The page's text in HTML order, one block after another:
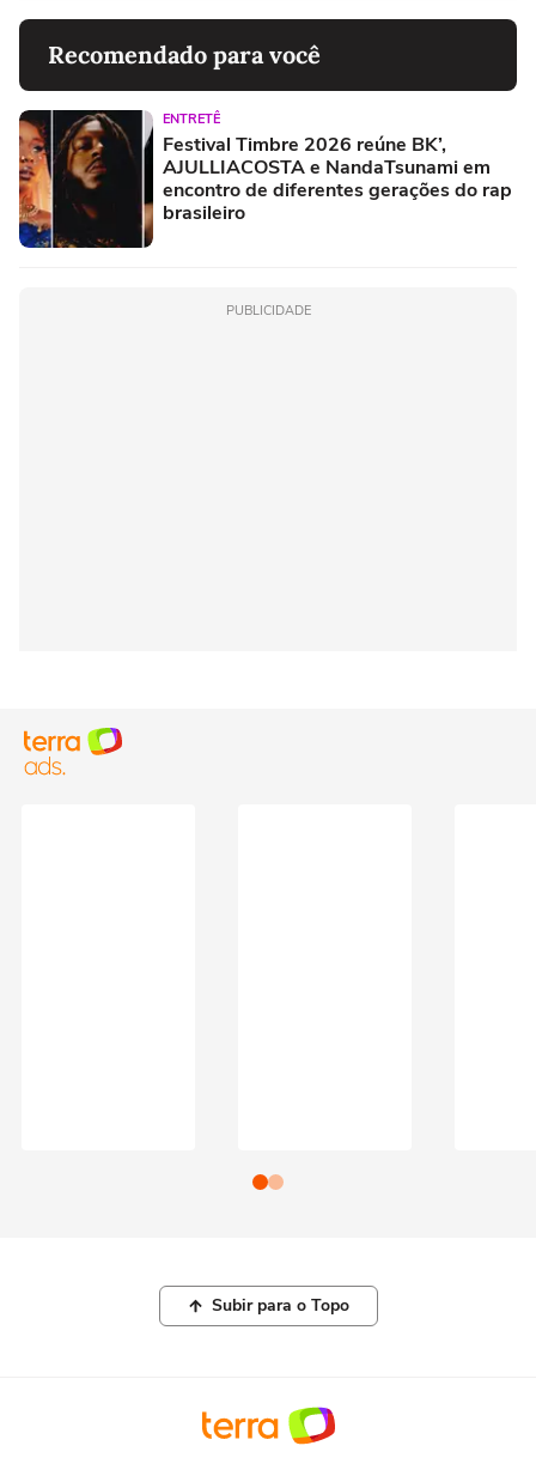
Recomendado para você
ENTRETÊ
Festival Timbre 2026 reúne BK’,
AJULLIACOSTA e NandaTsunami em
encontro de diferentes gerações do rap
brasileiro
PUBLICIDADE
Subir para o Topo